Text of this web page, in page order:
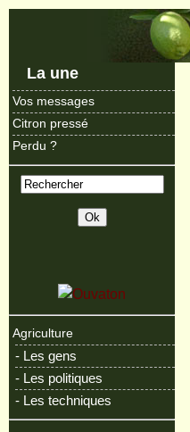
La une
Vos messages
Citron pressé
Perdu ?
Agriculture
- Les gens
- Les politiques
- Les techniques